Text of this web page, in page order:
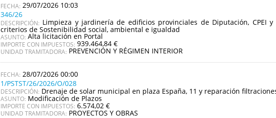
29/07/2026 10:03
346/26
DESCRIPCIÓN: Limpieza y jardinería de edificios provinciales de Diputación, CPEI
criterios de Sostenibilidad social, ambiental e igualdad
ASUNTO: Alta licitación en Portal
IMPORTE CON IMPUESTOS: 939.464,84 €
UNIDAD TRAMITADORA: PREVENCIÓN Y RÉGIMEN INTERIOR
28/07/2026 00:00
1/PSTST/26/2026/O/028
DESCRIPCIÓN: Drenaje de solar municipal en plaza España, 11 y reparación
ASUNTO: Modificación de Plazos
IMPORTE CON IMPUESTOS: 6.574,02 €
UNIDAD TRAMITADORA: PROYECTOS Y OBRAS